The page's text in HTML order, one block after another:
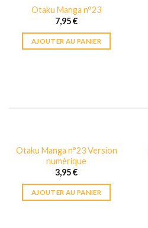
Otaku Manga n°23
7,95€
AJOUTER AU PANIER
Otaku Manga n°23 Version
numérique
3,95€
AJOUTER AU PANIER